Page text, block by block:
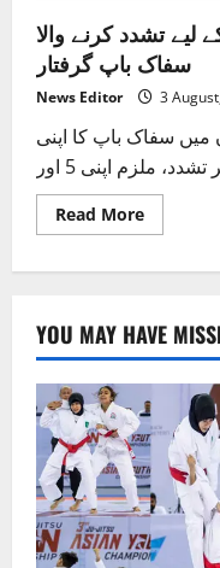
لیے تشدد کرنے والا
سفاک باپ گرفتار
News Editor 3
میں سفاک باپ کا اپنی
Read MoreRead
more
ایس
بی
کے
لیے
تشدد
کرنے
والا
سفاک
باپ
گرفتار
YOU MAY HAVE